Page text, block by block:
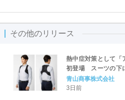
その他のリリース
熱中症対策として「
初登場 スーツの下
損なわない、ビジネ
青山商事株式会社
3日前